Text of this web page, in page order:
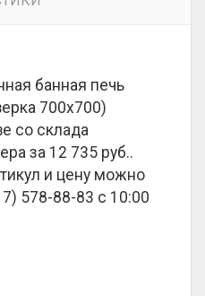
банная печь
700х700)
со склада
за 12 735 руб..
и цену можно
578-88-83 с 10:00